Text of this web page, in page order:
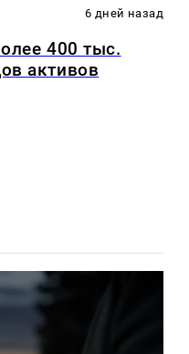
6 дней назад
400 тыс.
активов